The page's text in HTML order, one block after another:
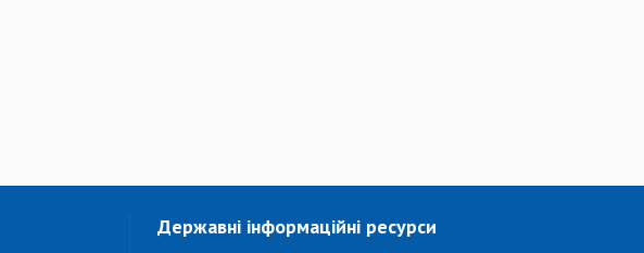
Державні інформаційні ресурси